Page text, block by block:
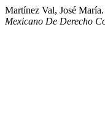
Martínez Val, José
Mexicano De Derecho